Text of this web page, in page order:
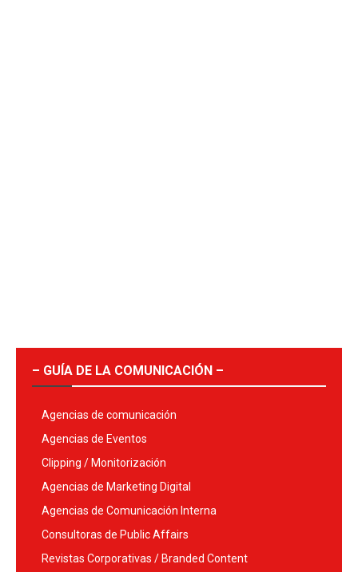
– GUÍA DE LA COMUNICACIÓN –
Agencias de comunicación
Agencias de Eventos
Clipping / Monitorización
Agencias de Marketing Digital
Agencias de Comunicación Interna
Consultoras de Public Affairs
Revistas Corporativas / Branded Content